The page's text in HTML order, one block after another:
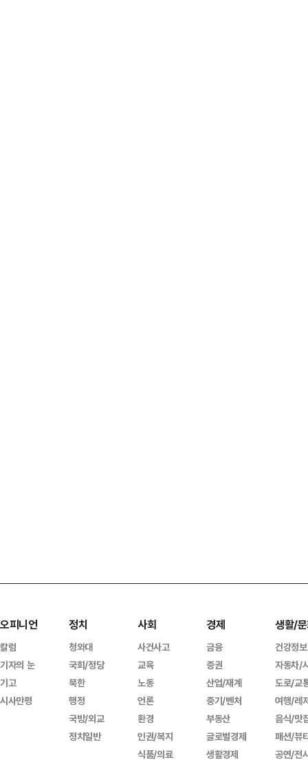
오피니언
칼럼
기자의 눈
기고
시사만평
정치
청와대
국회/정당
북한
행정
국방/외교
정치일반
사회
사건사고
교육
노동
언론
환경
인권/복지
식품/의료
경제
금융
증권
산업/재계
중기/벤처
부동산
글로벌경제
생활경제
생활/
건강정보
자동차/
도로/교
여행/레
음식/맛
패션/뷰
공연/전